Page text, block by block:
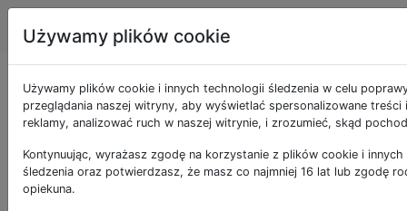
Apple Tagi
Pytania otagowane
jako mission-control
Kontrola misji łączy Exposé, pulpit nawigacyjny, spacje
i aplikacje pełnoekranowe, aby zapewnić Ci jedno
Używamy plików cookie
Używamy plików cookie i innych technologii śledzenia w celu
przeglądania naszej witryny, aby wyświetlać spersonalizowane treści
reklamy, analizować ruch w naszej witrynie, i zrozumieć, skąd
Kontynuując, wyrażasz zgodę na korzystanie z plików cookie i
śledzenia oraz potwierdzasz, że masz co najmniej 16 lat lub zgodę
opiekuna.